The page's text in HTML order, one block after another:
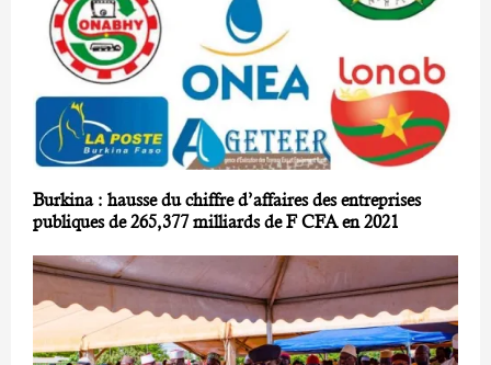
Burkina : hausse du chiffre d’affaires des entreprises
publiques de 265,377 milliards de F CFA en 2021